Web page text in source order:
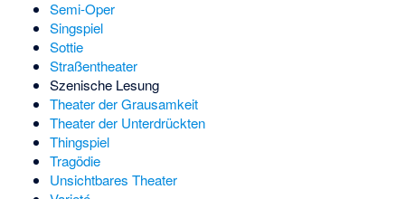
Semi-Oper
Singspiel
Sottie
Straßentheater
Szenische Lesung
Theater der Grausamkeit
Theater der Unterdrückten
Thingspiel
Tragödie
Unsichtbares Theater